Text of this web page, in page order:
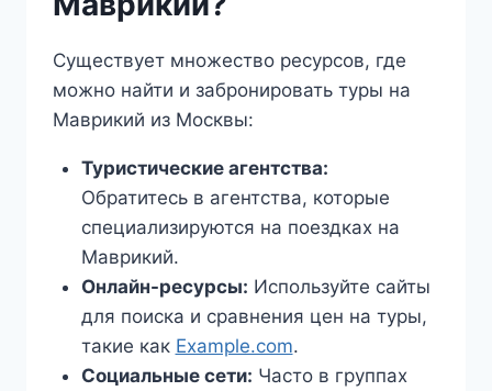
Существует множество ресурсов, где
можно найти и забронировать туры на
Маврикий из Москвы:
Туристические агентства:
Обратитесь в агентства, которые
специализируются на поездках на
Маврикий.
Онлайн-ресурсы: Используйте сайты
для поиска и сравнения цен на туры,
такие как Example.com.
Социальные сети: Часто в группах